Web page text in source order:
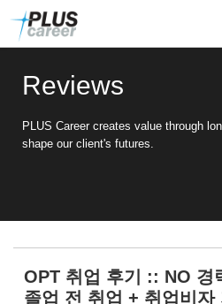
Reviews
PLUS Career creates value through
shape our client's futures.
OPT 취업 후기 :: NO 경
졸업 전 취업 + 취업비자